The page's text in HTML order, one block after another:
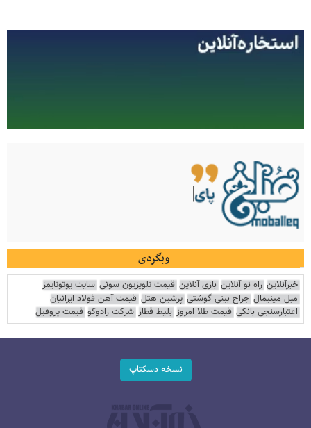
وبگردی
خبرآنلاین راه نو آنلاین بازی آنلاین قیمت تلویزیون سونی سایت یوتوتایمز
مبل مینیمال جراح بینی گوشتی پرشین هتل قیمت آهن فولاد ایرانیان
اعتبارسنجی بانکی قیمت طلا امروز بلیط قطار شرکت رادوکو قیمت پروفیل
نسخه دسکتاپ